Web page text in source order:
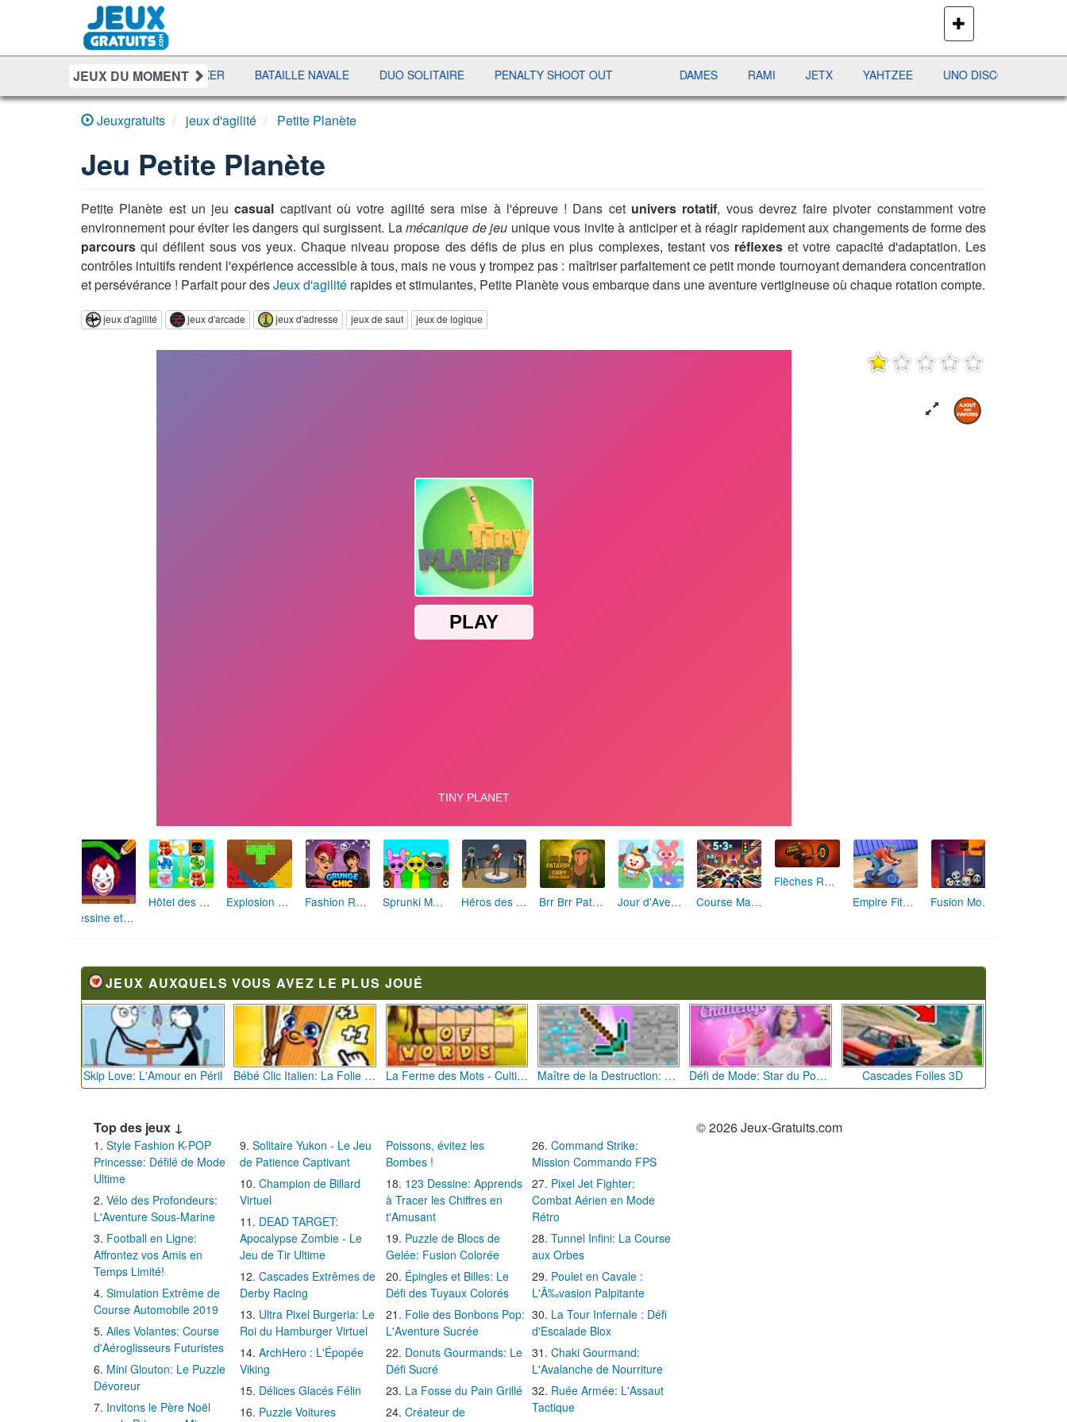
PLUS
DE
JEUX
JEUX DU MOMENT
SHERIFF POKER BATAILLE NAVALE DUO SOLITAIRE PENALTY SHOOT OUT RAMI JETX YAHTZEE UNO DISCO DÉFI
Jeuxgratuits jeux d'agilité Petite Planète
Jeu Petite Planète
Petite Planète est un jeucasual captivant où votre agilité sera mise à l'épreuve ! Dans cet univers rotatif, vous devrez faire pivoter constamment votre
environnement pour éviter les dangers qui surgissent. Lamécanique de jeu unique vous invite à anticiper et à réagir rapidement aux changements de forme des
parcours qui défilent sous vos yeux. Chaque niveau propose des défis de plus en plus complexes, testant vos réflexes et votre capacité d'adaptation. Les
contrôles intuitifs rendent l'expérience accessible à tous, mais ne vous y trompez pas : maîtriser parfaitement ce petit monde tournoyant demandera concentration
et persévérance ! Parfait pour desJeux d'agilité rapides et stimulantes, Petite Planète vous embarque dans une aventure vertigineuse où chaque rotation compte.
jeux d'agilité jeux d'arcade jeux d'adresse jeux de saut jeux de logique
Dessine et Écrase : Le Jeu des Monstres
Hôtel des Animaux de Rêve Explosion de Blocs de Sable Fashion Rebelle: Style Grunge Chic Sprunki Monster: Rythmes Musicaux Monstres Héros des Terres Hostiles Brr Brr Patapim: Le Défi Parkour Délirant Jour d'Aventure: Puzzles en Plein Air Course Mathématique: La Vitesse par les Chiffres
Flèches Rusées 2 : Visez Juste et Défiez la Rotation!
Empire Fitness - Simulateur de Salle de Sport
Fusion Monstrueuse d'Halloween
JEUX AUXQUELS VOUS AVEZ LE PLUS JOUÉ
Skip Love: L'Amour en Péril Bébé Clic Italien: La Folie des Petits Bambins La Ferme des Mots - Cultivez votre Vocabulaire Maître de la Destruction: Fusion de Pioches Défi de Mode: Star du Podium Cascades Folles 3D
Top des jeux ↓
Style Fashion K-POP
Princesse: Défilé de Mode
Ultime
Vélo des Profondeurs:
L'Aventure Sous-Marine
Football en Ligne:
Affrontez vos Amis en
Temps Limité!
Simulation Extrême de
Course Automobile 2019
Ailes Volantes: Course
d'Aéroglisseurs Futuristes
Mini Glouton: Le Puzzle
Dévoreur
Invitons le Père Noël
Solitaire Yukon - Le Jeu
de Patience Captivant
Champion de Billard
Virtuel
DEAD TARGET:
Apocalypse Zombie - Le
Jeu de Tir Ultime
Cascades Extrêmes de
Derby Racing
Ultra Pixel Burgeria: Le
Roi du Hamburger Virtuel
ArchHero : L'Épopée
Viking
Délices Glacés Félin
Puzzle Voitures
Poissons, évitez les
Bombes !
123 Dessine: Apprends
à Tracer les Chiffres en
t'Amusant
Puzzle de Blocs de
Gelée: Fusion Colorée
Épingles et Billes: Le
Défi des Tuyaux Colorés
Folie des Bonbons Pop:
L'Aventure Sucrée
Donuts Gourmands: Le
Défi Sucré
La Fosse du Pain Grillé
Créateur de
Command Strike:
Mission Commando FPS
Pixel Jet Fighter:
Combat Aérien en Mode
Rétro
Tunnel Infini: La Course
aux Orbes
Poulet en Cavale :
L'Ã‰vasion Palpitante
La Tour Infernale : Défi
d'Escalade Blox
Chaki Gourmand:
L'Avalanche de Nourriture
Ruée Armée: L'Assaut
Tactique
© 2026 Jeux-Gratuits.com